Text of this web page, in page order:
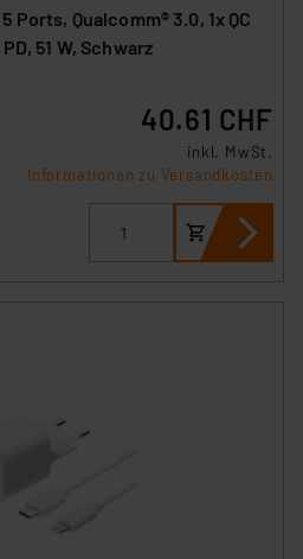
Ports, Qualcomm® 3.0, 1x QC
51 W, Schwarz
40.61 CHF
inkl. MwSt.
Informationen zu Versandkosten